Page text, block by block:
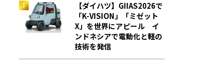
【ダイハツ】GIIAS2026で
「K-VISION」「ミゼット
X」を世界にアピール イ
ンドネシアで電動化と軽の
技術を発信